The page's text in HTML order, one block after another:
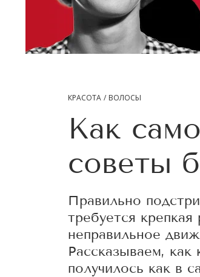
КРАСОТА ВОЛОСЫ
Как
советы
Правильно
требуется
неправильное
Рассказываем, как
получилось как в